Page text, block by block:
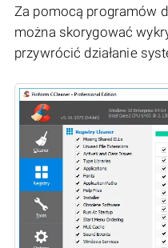
Za pomocą programów
można skorygować
przywrócić działanie